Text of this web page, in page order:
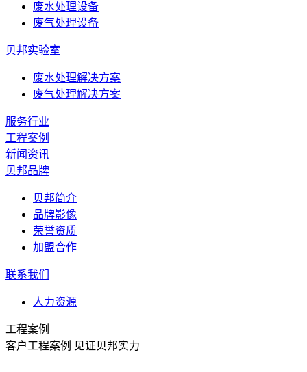
废水处理设备
废气处理设备
贝邦实验室
废水处理解决方案
废气处理解决方案
服务行业
工程案例
新闻资讯
贝邦品牌
贝邦简介
品牌影像
荣誉资质
加盟合作
联系我们
人力资源
工程案例
客户工程案例 见证贝邦实力